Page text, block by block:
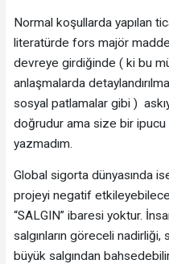
Normal koşullarda yapılan
literatürde fors majör
devreye girdiğinde ( ki bu
anlaşmalarda
sosyal patlamalar gibi )
doğrudur ama size bir
yazmadım.
Global sigorta dünyasında
projeyi negatif
“SALGIN” ibaresi yoktur.
salgınların göreceli
büyük salgından